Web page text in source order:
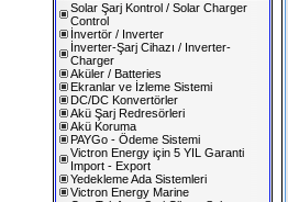
Solar Şarj Kontrol / Solar Charger
Control
İnvertör / Inverter
İnverter-Şarj Cihazı / Inverter-
Charger
Aküler / Batteries
Ekranlar ve İzleme Sistemi
DC/DC Konvertörler
Akü Şarj Redresörleri
Akü Koruma
PAYGo - Ödeme Sistemi
Victron Energy için 5 YIL Garanti
Import - Export
Yedekleme Ada Sistemleri
Victron Energy Marine